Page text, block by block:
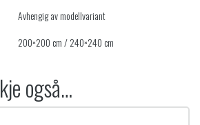
Avhengig av modellvariant
200×200 cm / 240×240 cm
også…